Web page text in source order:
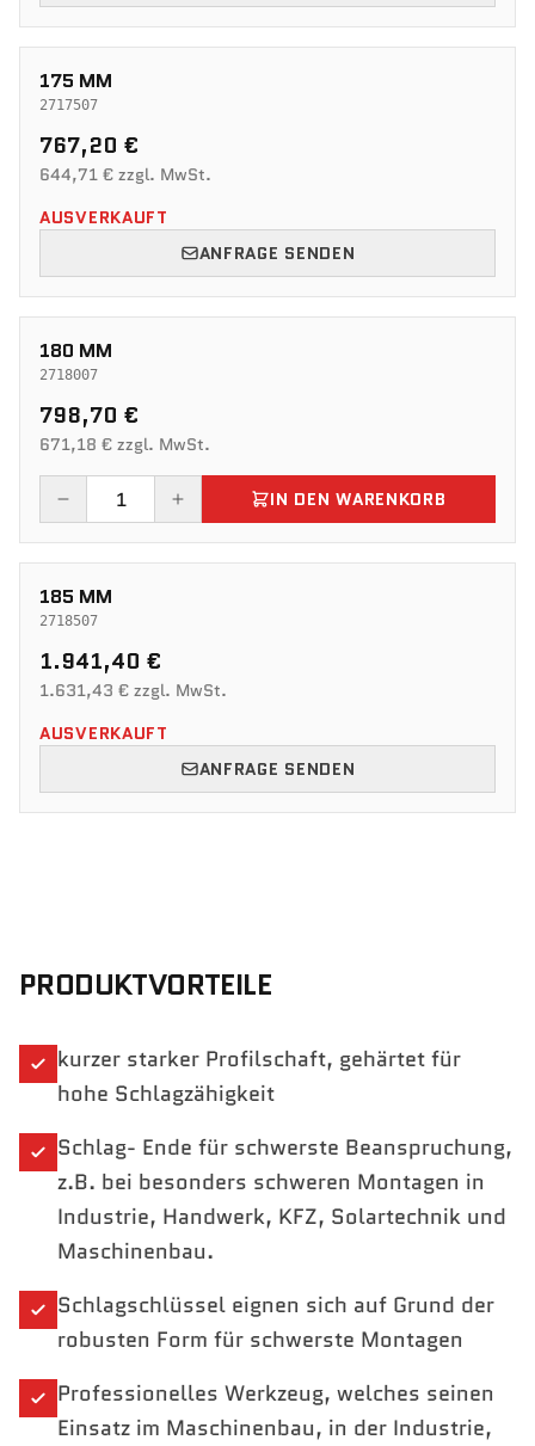
175 MM
2717507
767,20 €
644,71 € zzgl. MwSt.
AUSVERKAUFT
ANFRAGE SENDEN
180 MM
2718007
798,70 €
671,18 € zzgl. MwSt.
IN DEN WARENKORB
185 MM
2718507
1.941,40 €
1.631,43 € zzgl. MwSt.
AUSVERKAUFT
ANFRAGE SENDEN
PRODUKTVORTEILE
kurzer starker Profilschaft, gehärtet für
hohe Schlagzähigkeit
Schlag- Ende für schwerste Beanspruchung,
z.B. bei besonders schweren Montagen in
Industrie, Handwerk, KFZ, Solartechnik und
Maschinenbau.
Schlagschlüssel eignen sich auf Grund der
robusten Form für schwerste Montagen
Professionelles Werkzeug, welches seinen
Einsatz im Maschinenbau, in der Industrie,